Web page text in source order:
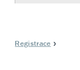
Registrace